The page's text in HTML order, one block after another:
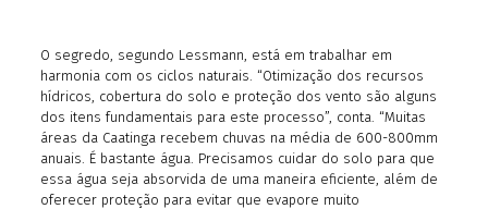
O segredo, segundo Lessmann, está em trabalhar em
harmonia com os ciclos naturais. “Otimização dos recursos
hídricos, cobertura do solo e proteção dos vento são alguns
dos itens fundamentais para este processo”, conta. “Muitas
áreas da Caatinga recebem chuvas na média de 600-800mm
anuais. É bastante água. Precisamos cuidar do solo para que
essa água seja absorvida de uma maneira eficiente, além de
oferecer proteção para evitar que evapore muito